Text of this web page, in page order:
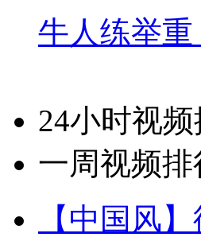
牛人练举
24小时视
一周视频排
【中国风